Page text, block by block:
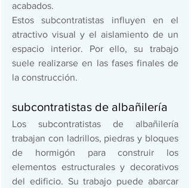
acabados.
Estos subcontratistas influyen en el
atractivo visual y el aislamiento de un
espacio interior. Por ello, su trabajo
suele realizarse en las fases finales de
la construcción.
subcontratistas de albañilería
Los subcontratistas de albañilería
trabajan con ladrillos, piedras y bloques
de hormigón para construir los
elementos estructurales y decorativos
del edificio. Su trabajo puede abarcar